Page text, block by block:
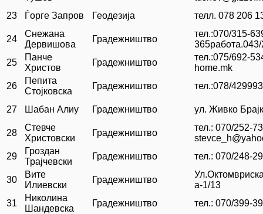
23
Ѓорге Запров Геодезија телл. 078 206
24
Снежана
Дервишова
Градежништво
тел.:070/315-
25
Панче
Христов
Градежништво
тел.:075/692-
home.mk
26
Пепита
Стојковска
Градежништво тел.:078/429993
27 Шабан Алиу Градежништво ул. Живко
28
Стевче
Христовски
Градежништво
тел.: 070/252-
29
Гроздан
Трајчевски
Градежништво тел.: 070/248-
30
Вите
Илиевски
Градежништво
а-1/13
31
Николина
Шандевска
Градежништво тел.: 070/399-